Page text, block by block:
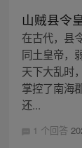
山贼县令
在古代，县
同土皇帝，
天下大乱时
掌控了南海
还...
1 个回答